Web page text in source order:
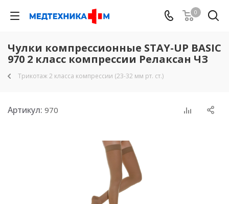
0
Чулки компрессионные STAY-UP BASIC
970 2 класс компрессии Релаксан ЧЗ
Трикотаж 2 класса компрессии (23-32 мм рт. ст.)
Артикул: 970